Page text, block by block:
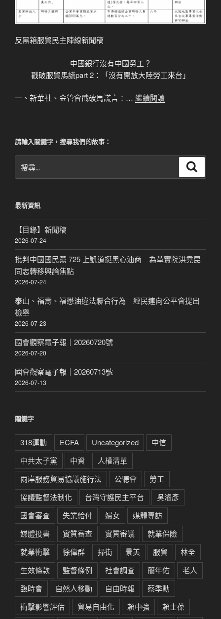
反黑箱服貿民主陣線新聞稿
中國銀行沒有中國勞工？
戳破服貿馬謊part 2：「沒有開放大陸勞工來台」
一、新華社、金管會戳破馬謊言：… 繼續閱讀
請輸入關鍵字，搜尋我們的故事：
尋
字:
最新資訊
【目錄】新聞稿
2026-07-24
批判中國國民黨 725 上凱道挺黑心油商 為革實院洪堯昆
同志轉移輿論焦點
2026-07-24
泰山、福壽、福懋油違法聯合行為 經民連向公平會提出
檢舉
2026-07-23
國會觀察電子報｜20260720號
2026-07-20
國會觀察電子報｜20260713號
2026-07-13
關鍵字
318運動 ECFA Uncategorized
中信
中共太子黨
中資
人權清單
兩岸服務貿易協議施行法
公聽會
勞工
協議監督法制化
台灣守護民主平台
吳濬彥
國會審查
失業給付 婦女
媒體專訪
媒體投書
實質審查 實質審議
就業保險
就業衝擊
徐偉群 掃街 景美 服貿
林全
生效條款
監督條例 社會調查 簡年佑
老人
臨時會
自然人移動 自由時報
蔡季勳
衝擊影響評估
貿易自由化 賴中強
賴士葆